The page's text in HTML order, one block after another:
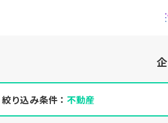
絞り込み条件： 不動産